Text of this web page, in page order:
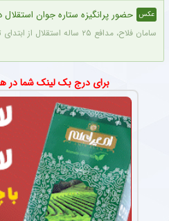
عکس حضور پرانگیزه ستاره جوان استقلال
سامان فلاح، مدافع ۲۵ ساله استقلال از ابتدای تمرینات پیش‌فصل با انگیزه بالا حاضر بوده و پیراهن شماره ۶ را در استقلال انتخاب کرده است. فلاح امیدوار است با درخشش در ترکیب آبی‌پوشان، اعتماد بختیاری‌زاده را جلب کرده و به جام ملت‌های آسیا برسد.
برای درج بک لینک شما در